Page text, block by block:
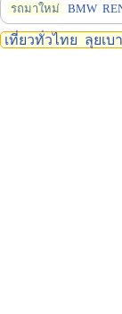
รถมาใหม่ BMW
เที่ยวทั่วไทย ลุยเบ